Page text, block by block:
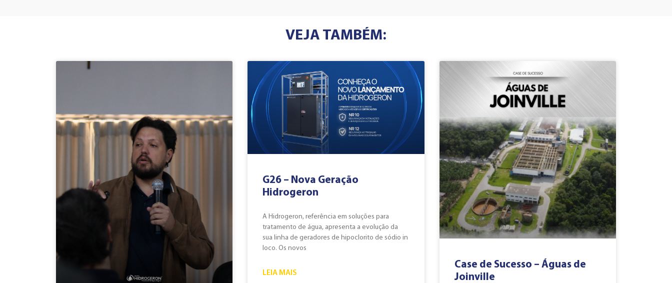
VEJA TAMBÉM:
G26 – Nova Geração
Hidrogeron
A Hidrogeron, referência em soluções para
tratamento de água, apresenta a evolução da
sua linha de geradores de hipoclorito de sódio in
loco. Os novos
LEIA MAIS
Case de Sucesso – Águas de
Joinville